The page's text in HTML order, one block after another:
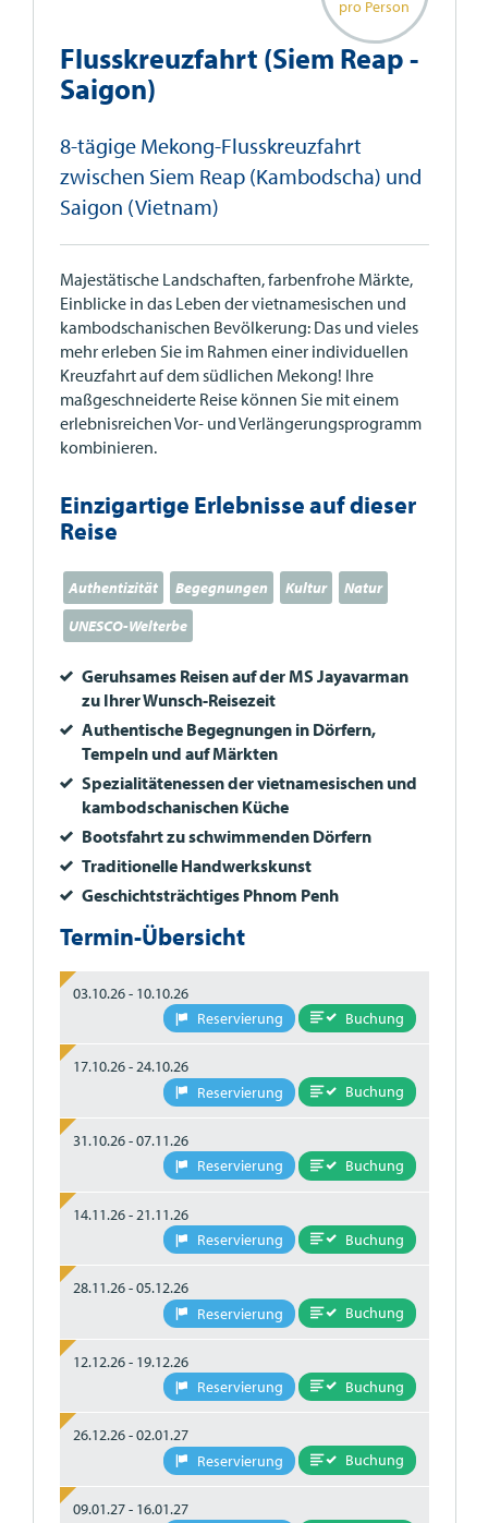
pro Person
Flusskreuzfahrt (Siem Reap -
Saigon)
8-tägige Mekong-Flusskreuzfahrt
zwischen Siem Reap (Kambodscha) und
Saigon (Vietnam)
Majestätische Landschaften, farbenfrohe Märkte,
Einblicke in das Leben der vietnamesischen und
kambodschanischen Bevölkerung: Das und vieles
mehr erleben Sie im Rahmen einer individuellen
Kreuzfahrt auf dem südlichen Mekong! Ihre
maßgeschneiderte Reise können Sie mit einem
erlebnisreichen Vor- und Verlängerungsprogramm
kombinieren.
Einzigartige Erlebnisse auf dieser
Reise
Authentizität Begegnungen Kultur
Natur
UNESCO-Welterbe
Geruhsames Reisen auf der MS Jayavarman
zu Ihrer Wunsch-Reisezeit
Authentische Begegnungen in Dörfern,
Tempeln und auf Märkten
Spezialitätenessen der vietnamesischen und
kambodschanischen Küche
Bootsfahrt zu schwimmenden Dörfern
Traditionelle Handwerkskunst
Geschichtsträchtiges Phnom Penh
Termin-Übersicht
03.10.26 - 10.10.26
Reservierung
Buchung
17.10.26 - 24.10.26
Reservierung
Buchung
31.10.26 - 07.11.26
Reservierung
Buchung
14.11.26 - 21.11.26
Reservierung
Buchung
28.11.26 - 05.12.26
Reservierung
Buchung
12.12.26 - 19.12.26
Reservierung
Buchung
26.12.26 - 02.01.27
Reservierung
Buchung
09.01.27 - 16.01.27